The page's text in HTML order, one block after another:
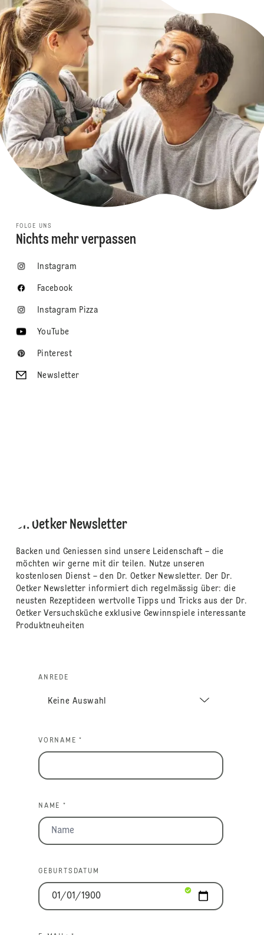
FOLGE UNS
Nichts mehr verpassen
Instagram
Facebook
Instagram Pizza
YouTube
Pinterest
Newsletter
Dr. Oetker Newsletter
Backen und Geniessen sind unsere Leidenschaft – die
möchten wir gerne mit dir teilen. Nutze unseren
kostenlosen Dienst – den Dr. Oetker Newsletter. Der Dr.
Oetker Newsletter informiert dich regelmässig über: die
neusten Rezeptideen wertvolle Tipps und Tricks aus der Dr.
Oetker Versuchsküche exklusive Gewinnspiele interessante
Produktneuheiten
ANREDE
VORNAME *
NAME *
GEBURTSDATUM